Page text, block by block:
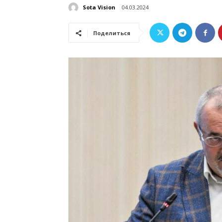
Sota Vision 04.03.2024
Поделиться